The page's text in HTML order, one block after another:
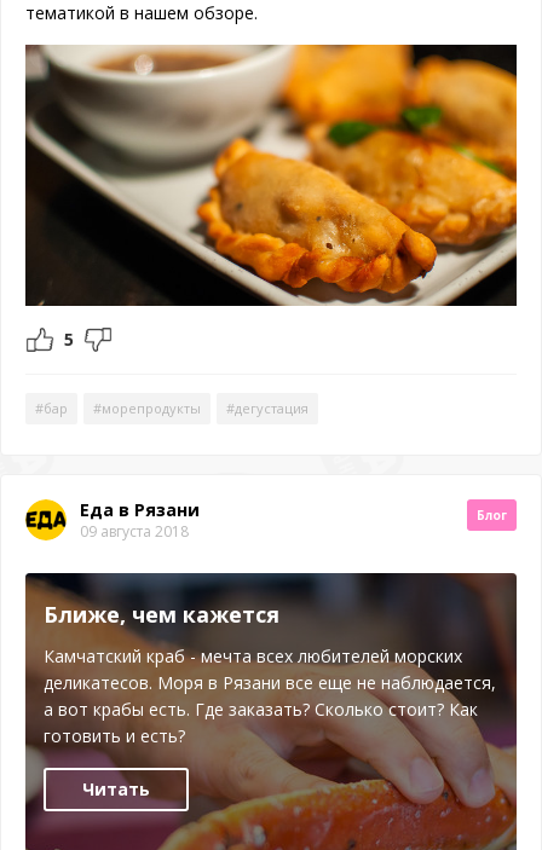
тематикой в нашем обзоре.
5
#бар #морепродукты #дегустация
Еда в Рязани
09 августа 2018
Блог
Ближе, чем кажется
Камчатский краб - мечта всех любителей морских
деликатесов. Моря в Рязани все еще не наблюдается,
а вот крабы есть. Где заказать? Сколько стоит? Как
готовить и есть?
Читать